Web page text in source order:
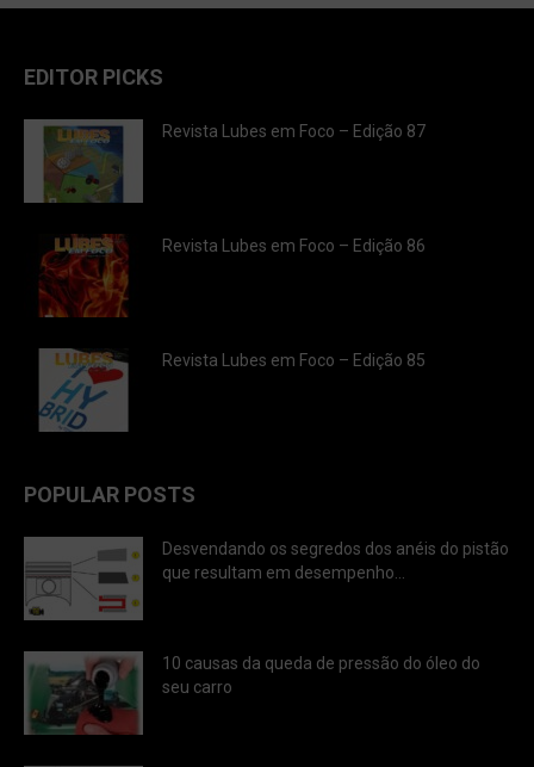
EDITOR PICKS
Revista Lubes em Foco – Edição 87
Revista Lubes em Foco – Edição 86
Revista Lubes em Foco – Edição 85
POPULAR POSTS
Desvendando os segredos dos anéis do pistão
que resultam em desempenho...
10 causas da queda de pressão do óleo do
seu carro